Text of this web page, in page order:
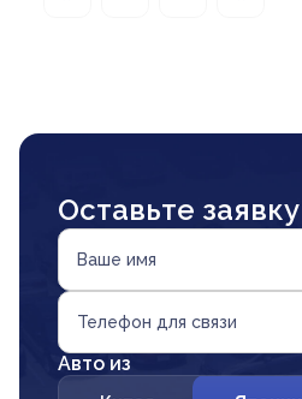
Оставьте заявку
Ваше имя
Телефон для связи
Авто из